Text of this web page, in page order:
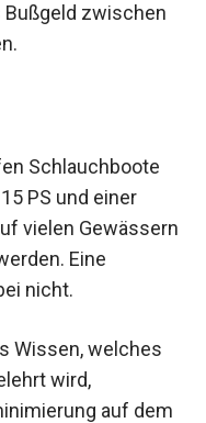
zwischen
Schlauchboote
PS und einer
vielen Gewässern
Eine
nicht.
Wissen, welches
wird,
auf dem